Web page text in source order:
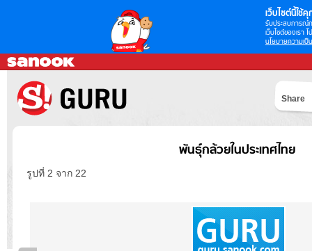
เว็บไซต์นี้ใช้คุ
รับประสบการณ์
เว็บไซต์ของเรา
นโยบายความเป็
Share
พันธุ์กล้วยในประเทศไทย
รูปที่ 2 จาก 22